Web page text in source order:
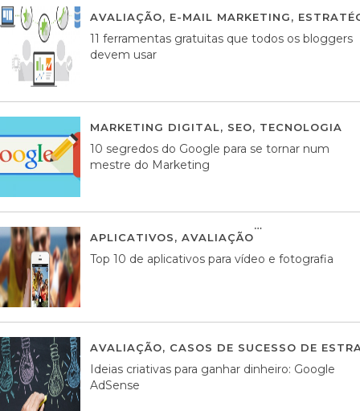
AVALIAÇÃO, E-MAIL MARKETING,
11 ferramentas gratuitas que todos os bloggers
devem usar
MARKETING DIGITAL, SEO, TECNOLOGIA
10 segredos do Google para se tornar num
mestre do Marketing
APLICATIVOS, AVALIAÇÃO
Top 10 de aplicativos para vídeo e fotografia
AVALIAÇÃO, CASOS DE SUCESSO DE
Ideias criativas para ganhar dinheiro: Google
AdSense